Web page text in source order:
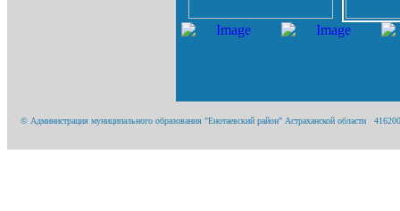
© Администрация муниципального образования "Енотаевский район" Астраханской области